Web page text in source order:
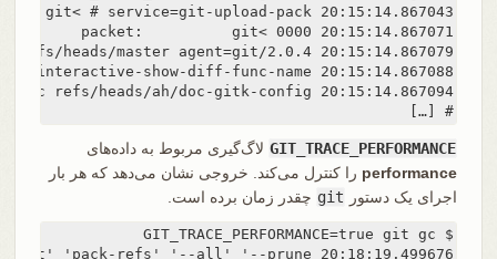
# […]
GIT_TRACE_PERFORMANCE لاگ‌گیری مربوط به داده‌های
performance را کنترل می‌کند. خروجی نشان می‌دهد که هر بار
اجرای یک دستور
git چقدر زمان برده است.
$ GIT_TRACE_PERFORMANCE=true git gc